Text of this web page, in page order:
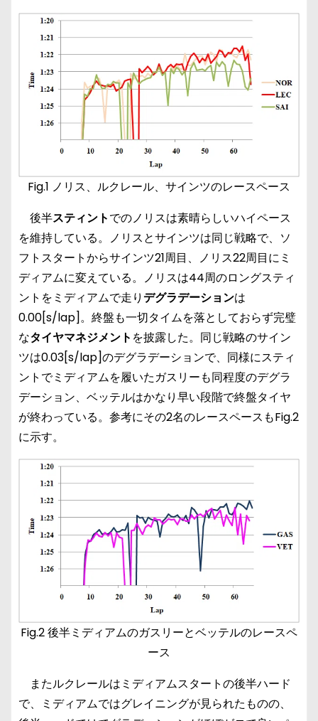
Fig.1 ノリス、ルクレール、サインツのレースペース
後半スティントでのノリスは素晴らしいハイペース
を維持している。ノリスとサインツは同じ戦略で、ソ
フトスタートからサインツ21周目、ノリス22周目にミ
ディアムに変えている。ノリスは44周のロングスティ
ントをミディアムで走りデグラデーションは
0.00[s/lap]。終盤も一切タイムを落としておらず完璧
なタイヤマネジメント を披露した。同じ戦略のサイン
ツは0.03[s/lap]のデグラデーションで、同様にスティ
ントでミディアムを履いたガスリーも同程度のデグラ
デーション、ベッテルはかなり早い段階で終盤タイヤ
が終わっている。参考にその2名のレースペースもFig.2
に示す。
Fig.2 後半ミディアムのガスリーとベッテルのレースペ
ース
またルクレールはミディアムスタートの後半ハード
で、ミディアムではグレイニングが見られたものの、